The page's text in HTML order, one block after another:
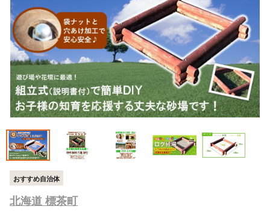
おすすめ自治体
北海道 標茶町